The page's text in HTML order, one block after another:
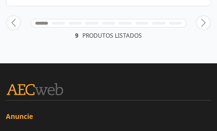
9 PRODUTOS LISTADOS
Anuncie